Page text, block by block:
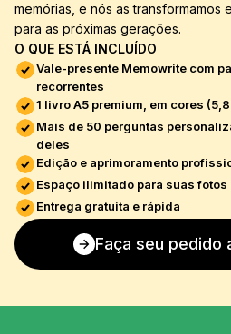
memórias, e nós as transformamos
para as próximas gerações.
O QUE ESTÁ INCLUÍDO
Vale-presente Memowrite com
recorrentes
1 livro A5 premium, em cores
Mais de 50 perguntas
deles
Edição e aprimoramento
Espaço ilimitado para suas
Entrega gratuita e rápida
Faça seu pedido